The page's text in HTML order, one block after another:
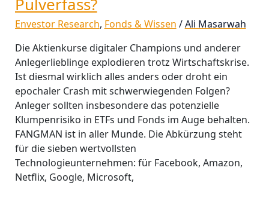
Envestor Research, Fonds & Wissen /Ali Masarwah
Die Aktienkurse digitaler Champions und anderer
Anlegerlieblinge explodieren trotz Wirtschaftskrise.
Ist diesmal wirklich alles anders oder droht ein
epochaler Crash mit schwerwiegenden Folgen?
Anleger sollten insbesondere das potenzielle
Klumpenrisiko in ETFs und Fonds im Auge behalten.
FANGMAN ist in aller Munde. Die Abkürzung steht
für die sieben wertvollsten
Technologieunternehmen: für Facebook, Amazon,
Netflix, Google, Microsoft,